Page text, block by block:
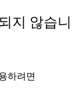
지 않습니
하려면